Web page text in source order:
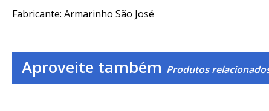
Fabricante: Armarinho São José
Aproveite também Produtos